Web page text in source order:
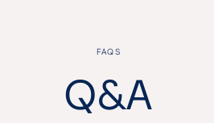
FAQS
Q&A